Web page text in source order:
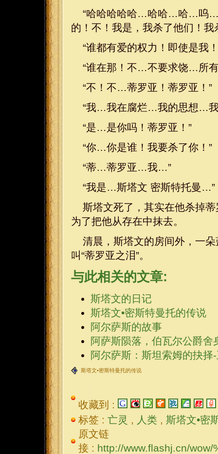
“哈哈哈哈哈…哈哈…哈…呜
的！不！我是，我杀了他们！我
“谁都有爱的权力！即使是我
“谁在那！不…不要求饶…所
“不！不…蒂罗亚！蒂罗亚！”
“我…我在腐烂…我的思想…
“是…是你吗！蒂罗亚！”
“你…你是谁！我要杀了你！”
“蒂…蒂罗亚…我…”
“我是…斯塔文 密斯特托曼…”
斯塔文死了，其实在他杀掉
为了把他从存在中抹去。
清晨，斯塔文的房间外，一
叫“蒂罗亚之泪”。
与此相关的文章:
斯塔文的日记
斯塔文•密斯特曼托的传说
阿尔萨斯的故事
阿萨斯陨落，伯瓦尔公爵舍
阿尔萨斯：斯坦索姆的抉择
斯塔文•密斯特曼托的传说
收藏到 :
标签 : 亡灵 人类
斯塔文•密
原文链
接 : http://www.flashj.cn/